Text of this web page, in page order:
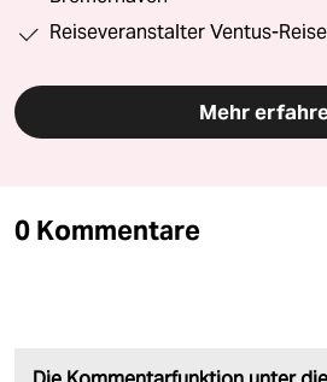
Reiseveranstalter Ventus-
Mehr
0 Kommentare